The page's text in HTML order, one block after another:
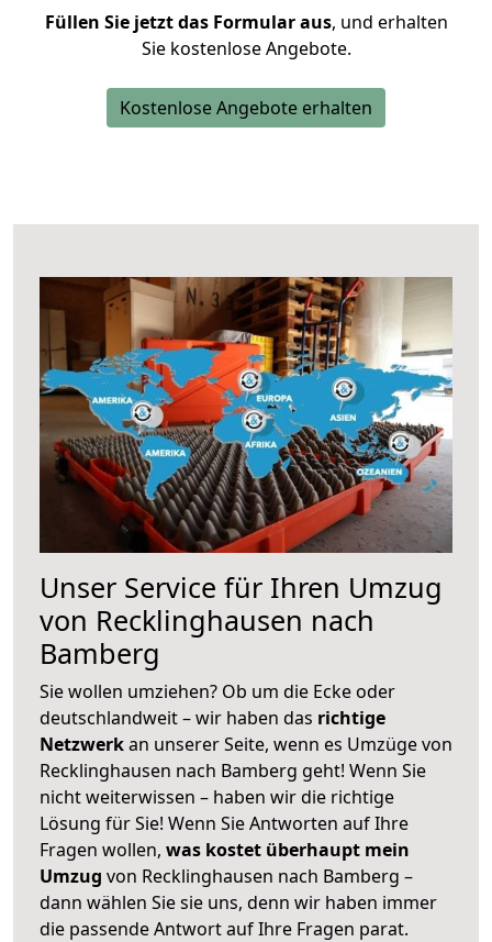
Füllen Sie jetzt das Formular aus, und erhalten
Sie kostenlose Angebote.
Kostenlose Angebote erhalten
Unser Service für Ihren Umzug
von Recklinghausen nach
Bamberg
Sie wollen umziehen? Ob um die Ecke oder
deutschlandweit – wir haben das richtige
Netzwerkan unserer Seite, wenn es Umzüge von
Recklinghausen nach Bamberg geht! Wenn Sie
nicht weiterwissen – haben wir die richtige
Lösung für Sie! Wenn Sie Antworten auf Ihre
Fragen wollen, was kostet überhaupt mein
Umzug von Recklinghausen nach Bamberg –
dann wählen Sie sie uns, denn wir haben immer
die passende Antwort auf Ihre Fragen parat.